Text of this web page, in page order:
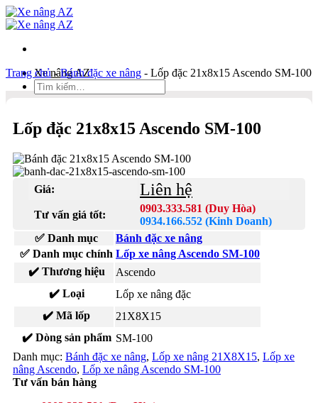
Bỏ
qua
dung
Xe nâng AZ
Tìm
kiếm:
Duy Hòa
0903 333 581
Kinh Doanh
0934 166 552
Bản đồ
kiếm:
Trang chủ-Bánh đặc xe nâng - Lốp đặc 21x8x15 Ascendo SM-100
Lốp đặc 21x8x15 Ascendo SM-100
Giá: Liên hệ
Tư vấn giá tốt:
0903.333.581 (Duy Hòa)
0934.166.552 (Kinh Doanh)
✅ Danh mục
Bánh đặc xe nâng
✅ Danh mục chính Lốp xe nâng Ascendo SM-100
✔️ Thương hiệu
Ascendo
✔️ Loại
Lốp xe nâng đặc
✔️ Mã lốp
21X8X15
✔️ Dòng sản phẩm SM-100
Danh mục: Bánh đặc xe nâng, Lốp xe nâng 21X8X15, Lốp xe
nâng Ascendo, Lốp xe nâng Ascendo SM-100
Tư vấn bán hàng